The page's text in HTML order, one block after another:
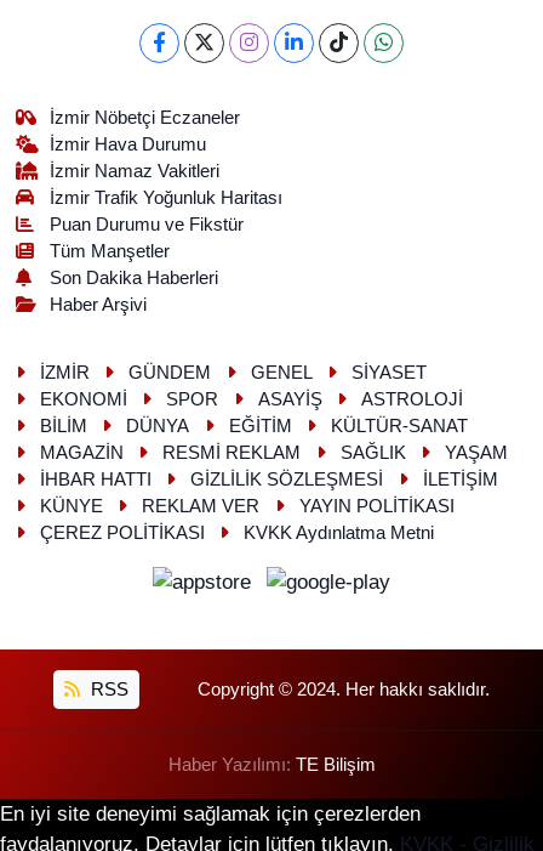
İzmir Nöbetçi Eczaneler
İzmir Hava Durumu
İzmir Namaz Vakitleri
İzmir Trafik Yoğunluk Haritası
Puan Durumu ve Fikstür
Tüm Manşetler
Son Dakika Haberleri
Haber Arşivi
İZMİR GÜNDEM GENEL
SİYASET
EKONOMİ
SPOR ASAYİŞ
ASTROLOJİ
BİLİM
DÜNYA EĞİTİM
KÜLTÜR-SANAT
MAGAZİN
RESMİ REKLAM SAĞLIK
YAŞAM
İHBAR HATTI
GİZLİLİK SÖZLEŞMESİ
İLETİŞİM
KÜNYE
REKLAM VER
YAYIN POLİTİKASI
ÇEREZ POLİTİKASI
KVKK Aydınlatma Metni
RSS Copyright © 2024. Her hakkı saklıdır.
Haber Yazılımı: TE Bilişim
En iyi site deneyimi sağlamak için çerezlerden
faydalanıyoruz. Detaylar için lütfen tıklayın. KVKK - Gizlilik